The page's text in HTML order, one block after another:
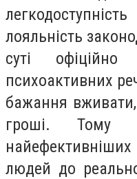
лояльність
суті
психоактивних
бажання
гроші. Тому
людей до